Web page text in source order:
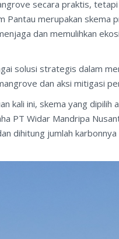
secara praktis,
Pantau merupakan skema
dan memulihkan
solusi strategis dalam
dan aksi mitigasi
kali ini, skema yang dipilih
PT Widar Mandripa
dihitung jumlah